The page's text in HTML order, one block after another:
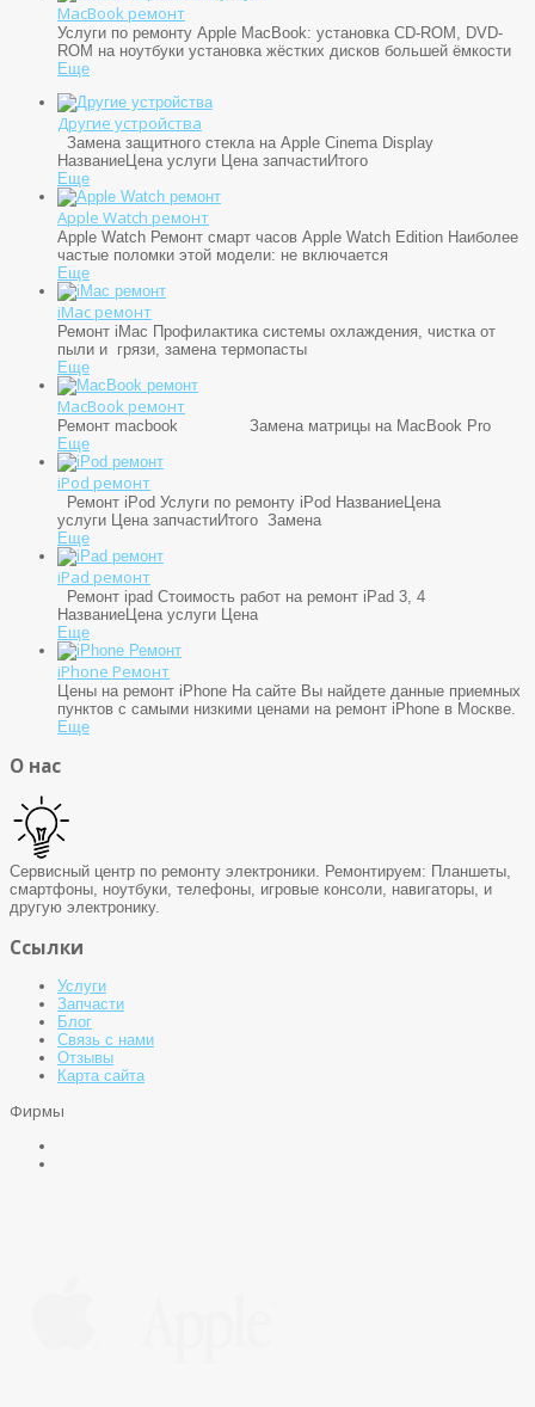
MacBook ремонт
Услуги по ремонту Apple MacBook: установка CD-ROM, DVD-
ROM на ноутбуки установка жёстких дисков большей ёмкости
Еще
Другие устройства
Замена защитного стекла на Apple Cinema Display
НазваниеЦена услуги Цена запчастиИтого
Еще
Apple Watch ремонт
Apple Watch Ремонт смарт часов Apple Watch Edition Наиболее
частые поломки этой модели: не включается
Еще
iMac ремонт
Ремонт iMac Профилактика системы охлаждения, чистка от
пыли и грязи, замена термопасты
Еще
MacBook ремонт
Ремонт macbook Замена матрицы на MacBook Pro
Еще
iPod ремонт
Ремонт iPod Услуги по ремонту iPod НазваниеЦена
услуги Цена запчастиИтого Замена
Еще
iPad ремонт
Ремонт ipad Стоимость работ на ремонт iPad 3, 4
НазваниеЦена услуги Цена
Еще
iPhone Ремонт
Цены на ремонт iPhone На сайте Вы найдете данные приемных
пунктов с самыми низкими ценами на ремонт iPhone в Москве.
Еще
О нас
Сервисный центр по ремонту электроники. Ремонтируем: Планшеты,
смартфоны, ноутбуки, телефоны, игровые консоли, навигаторы, и
другую электронику.
Ссылки
Услуги
Запчасти
Блог
Связь с нами
Отзывы
Карта сайта
Фирмы